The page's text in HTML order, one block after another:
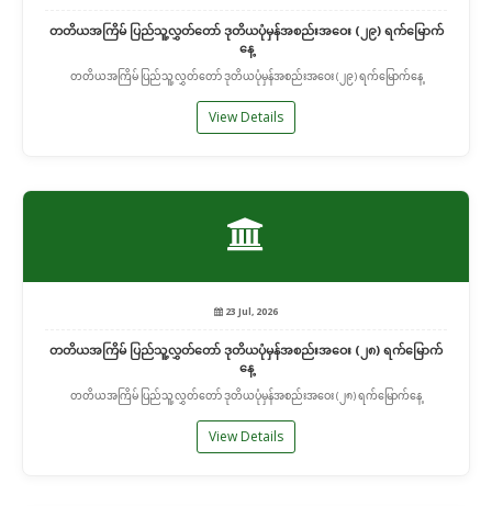
တတိယအကြိမ် ပြည်သူ့လွှတ်တော် ဒုတိယပုံမှန်အစည်းအဝေး (၂၉) ရက်မြောက်
နေ့
တတိယအကြိမ် ပြည်သူ့လွှတ်တော် ဒုတိယပုံမှန်အစည်းအဝေး (၂၉) ရက်မြောက်နေ့
View Details
23 Jul, 2026
တတိယအကြိမ် ပြည်သူ့လွှတ်တော် ဒုတိယပုံမှန်အစည်းအဝေး (၂၈) ရက်မြောက်
နေ့
တတိယအကြိမ် ပြည်သူ့လွှတ်တော် ဒုတိယပုံမှန်အစည်းအဝေး (၂၈) ရက်မြောက်နေ့
View Details